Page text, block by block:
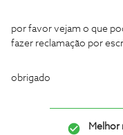
por favor vejam o que
fazer reclamação por
obrigado
Melhor